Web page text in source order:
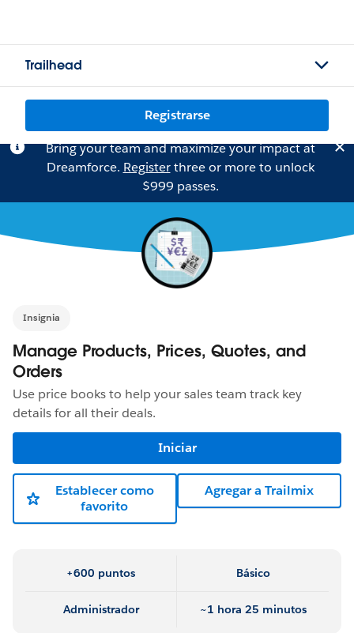
Trailhead
Registrarse
Bring your team and maximize your impact at
Dreamforce. Registerthree or more to unlock
$999 passes.
Insignia
Manage Products, Prices, Quotes, and
Orders
Use price books to help your sales team track key
details for all their deals.
Iniciar
Establecer como
favorito
Agregar a Trailmix
+600 puntos Básico
Administrador ~1 hora 25 minutos